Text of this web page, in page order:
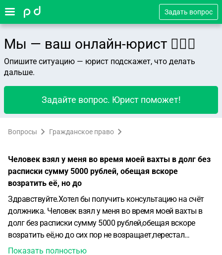
Задать вопрос
Мы — ваш онлайн-юрист 👨🏻‍⚖️
Опишите ситуацию — юрист подскажет, что делать
дальше.
Задайте вопрос. Юрист поможет!
Вопросы Гражданское право
Человек взял у меня во время моей вахты в долг без
расписки сумму 5000 рублей, обещая вскоре
возратить её, но до
Здравствуйте.Хотел бы получить консультацию на счёт
должника. Человек взял у меня во время моей вахты в
долг без расписки сумму 5000 рублей,обещая вскоре
возратить её,но до сих пор не возращает,перестал
отавечать на звонки и сообщения в Телеграм,где с ним
Показать полностью